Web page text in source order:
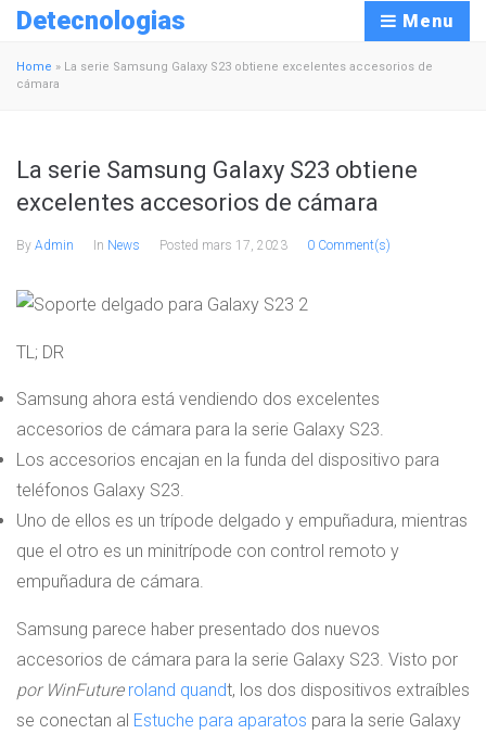
Detecnologias Menu
Home » La serie Samsung Galaxy S23 obtiene excelentes accesorios de
cámara
La serie Samsung Galaxy S23 obtiene
excelentes accesorios de cámara
By Admin In News Posted mars 17, 2023 0 Comment(s)
TL; DR
Samsung ahora está vendiendo dos excelentes
accesorios de cámara para la serie Galaxy S23.
Los accesorios encajan en la funda del dispositivo para
teléfonos Galaxy S23.
Uno de ellos es un trípode delgado y empuñadura, mientras
que el otro es un minitrípode con control remoto y
empuñadura de cámara.
Samsung parece haber presentado dos nuevos
accesorios de cámara para la serie Galaxy S23. Visto por
por WinFuture roland quandt, los dos dispositivos extraíbles
se conectan al Estuche para aparatos para la serie Galaxy